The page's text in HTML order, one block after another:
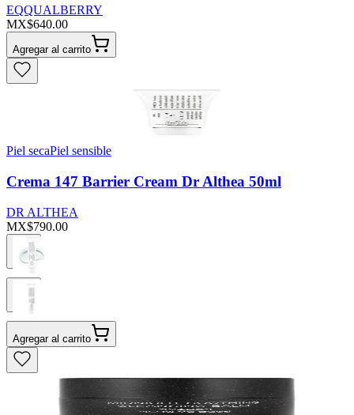
EQQUALBERRY
MX$640.00
Agregar al carrito
Piel secaPiel sensible
Crema 147 Barrier Cream Dr Althea 50ml
DR ALTHEA
MX$790.00
Agregar al carrito